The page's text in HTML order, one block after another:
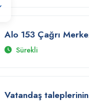
Alo 153 Çağrı
Sürekli
Vatandaş